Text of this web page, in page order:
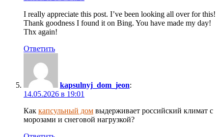
I really appreciate this post. I’ve been looking all over for this!
Thank goodness I found it on Bing. You have made my day!
Thx again!
Ответить
kapsulnyj_dom_jeon:
14.05.2026 в 19:01
Как капсульный дом выдерживает российский климат с
морозами и снеговой нагрузкой?